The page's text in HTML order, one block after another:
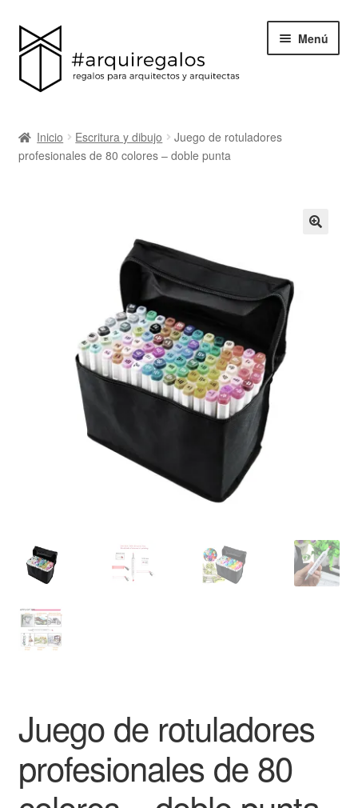
Menú
Categorías
hijo
Acerca de ArquiRegalos
Inicio Escritura y dibujo
Juego de rotuladores
profesionales de 80 colores – doble punta
Juego de rotuladores
profesionales de 80